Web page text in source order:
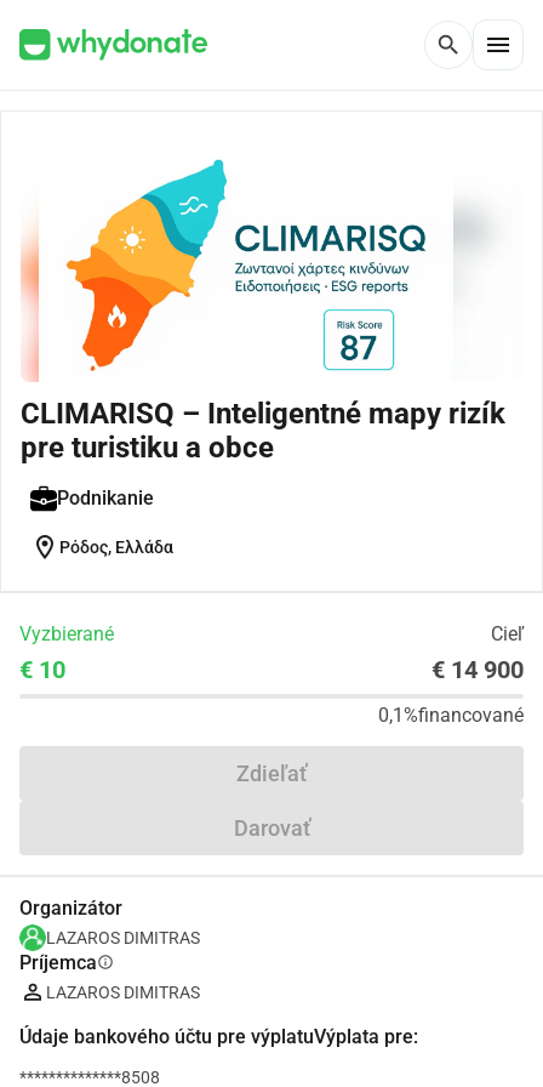
search menu
CLIMARISQ – Inteligentné mapy rizík
pre turistiku a obce
Podnikanie
location_on Ρόδος, Ελλάδα
Vyzbierané Cieľ
€ 10 € 14 900
0,1%financované
Zdieľať
Darovať
Organizátor
LAZAROS DIMITRAS
Príjemcainfo
LAZAROS DIMITRAS
Údaje bankového účtu pre výplatuVýplata pre:
**************8508